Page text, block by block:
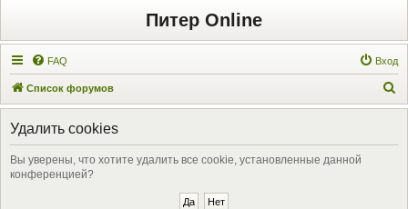
Питер Online
FAQ Вход
Список форумов
о
Удалить cookies
Вы уверены, что хотите удалить все cookie, установленные данной
конференцией?